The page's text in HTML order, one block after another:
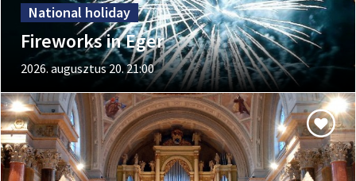
National holiday
Fireworks in Eger
2026. augusztus 20. 21:00